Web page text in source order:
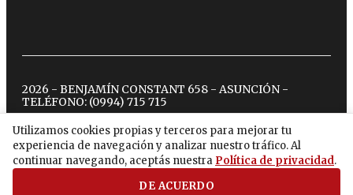
Utilizamos cookies propias y terceros para mejorar tu
experiencia de navegación y analizar nuestro tráfico. Al
continuar navegando, aceptás nuestra Política de privacidad.
DE ACUERDO
2026 - BENJAMÍN CONSTANT 658 - ASUNCIÓN -
TELÉFONO: (0994) 715 715
twitterinstagram
facebook
tiktokyoutubespotify